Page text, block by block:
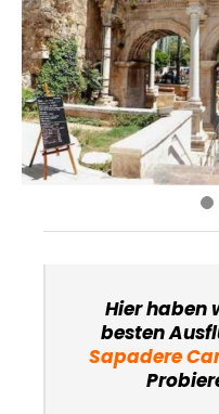
Hier haben
besten
Sapadere